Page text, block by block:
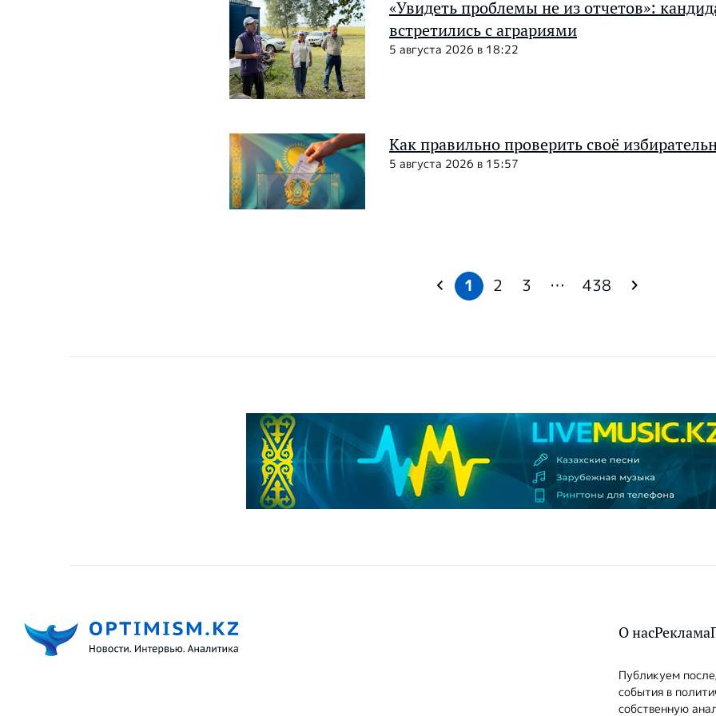
«Увидеть проблемы не из отчетов»:
встретились с аграриями
5 августа 2026 в 18:22
Как правильно проверить своё
5 августа 2026 в 15:57
1 2 3 … 438
О насРеклама
Публикуем
события в
собственную